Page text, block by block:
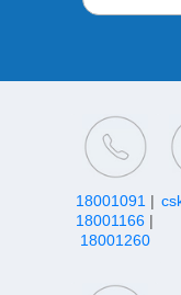
18001091 |
18001166 |
18001260